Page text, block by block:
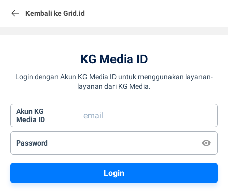
Kembali ke Grid.id
KG Media ID
Login dengan Akun KG Media ID untuk menggunakan layanan-
layanan dari KG Media.
Akun KG
Media ID
Password